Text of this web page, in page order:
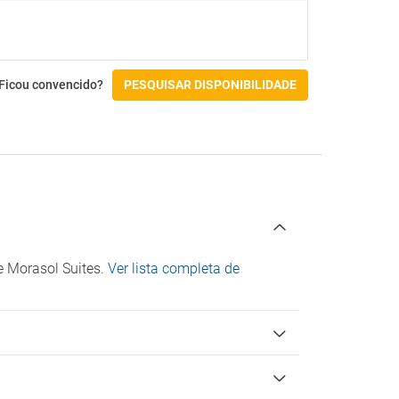
deficiência
Check-in/Check-out
Ficou convencido? PESQUISAR DISPONIBILIDADE
Morasol Suites. Ver lista completa de